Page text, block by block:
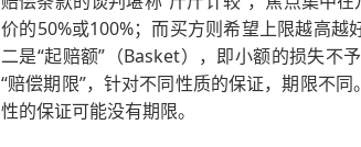
价的50%或100%；而买方则希望上限越高越
二是“起赔额”（Basket），即小额的损失不
“赔偿期限”，针对不同性质的保证，期限不
性的保证可能没有期限。